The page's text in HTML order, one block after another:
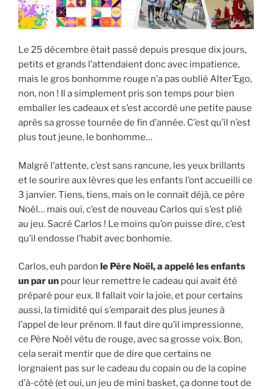
Le 25 décembre était passé depuis presque dix jours,
petits et grands l’attendaient donc avec impatience,
mais le gros bonhomme rouge n’a pas oublié Alter’Ego,
non, non ! Il a simplement pris son temps pour bien
emballer les cadeaux et s’est accordé une petite pause
après sa grosse tournée de fin d’année. C’est qu’il n’est
plus tout jeune, le bonhomme…
Malgré l’attente, c’est sans rancune, les yeux brillants
et le sourire aux lèvres que les enfants l’ont accueilli ce
3 janvier. Tiens, tiens, mais on le connait déjà, ce père
Noël… mais oui, c’est de nouveau Carlos qui s’est plié
au jeu. Sacré Carlos ! Le moins qu’on puisse dire, c’est
qu’il endosse l’habit avec bonhomie.
Carlos, euh pardon le Père Noël, a appelé les enfants
un par un pour leur remettre le cadeau qui avait été
préparé pour eux. Il fallait voir la joie, et pour certains
aussi, la timidité qui s’emparait des plus jeunes à
l’appel de leur prénom. Il faut dire qu’il impressionne,
ce Père Noël vêtu de rouge, avec sa grosse voix. Bon,
cela serait mentir que de dire que certains ne
lorgnaient pas sur le cadeau du copain ou de la copine
d’à-côté (et oui, un jeu de mini basket, ça donne tout de